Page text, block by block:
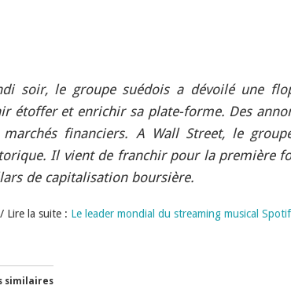
soir, le groupe suédois a dévoilé une
étoffer et enrichir sa plate-forme. Des
marchés financiers. A Wall Street, le
Il vient de franchir pour la première
de capitalisation boursière.
Lire la suite : Le leader mondial du streaming musical
similaires